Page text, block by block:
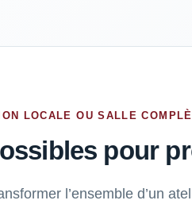
LOCALE OU SALLE
pour
l’ensemble d’un